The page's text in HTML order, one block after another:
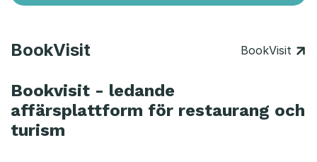
BookVisit BookVisit
Bookvisit - ledande
affärsplattform för restaurang och
turism